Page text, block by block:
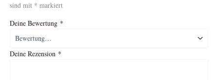
sind mit * markiert
Deine Bewertung *
Deine Rezension *